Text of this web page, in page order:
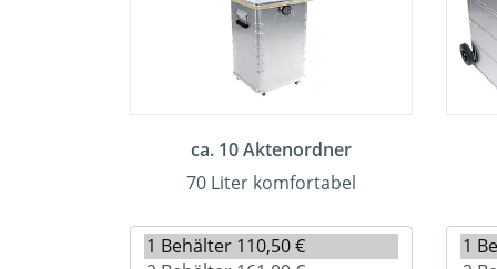
ca. 10 Aktenordner
70 Liter komfortabel